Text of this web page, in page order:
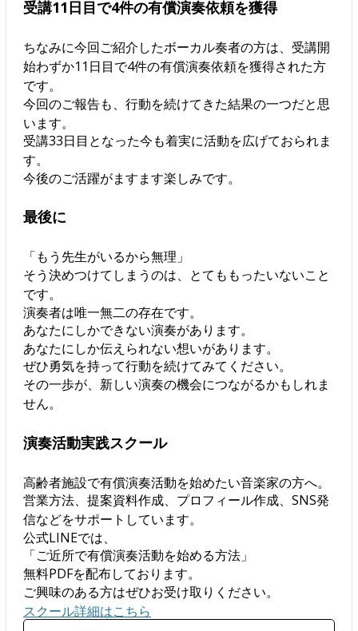
受講11日目で4件の有償演奏依頼を獲得
ちなみに今回ご紹介したボーカル奏者の方は、受講開
始わずか11日目で4件の有償演奏依頼を獲得された方
です。
今回のご報告も、行動を続けてきた結果の一つだと思
います。
受講33日目となった今も着実に活動を広げておられま
す。
今後のご活躍がますます楽しみです。
最後に
「もう先生がいるから無理」
そう決めつけてしまうのは、とてももったいないこと
です。
演奏者は唯一無二の存在です。
あなたにしかできない演奏があります。
あなたにしか伝えられない想いがあります。
ぜひ勇気を持って行動を続けてみてください。
その一歩が、新しい演奏の機会につながるかもしれま
せん。
演奏活動実践スクール
高齢者施設で有償演奏活動を始めたい音楽家の方へ。
営業方法、提案資料作成、プロフィール作成、SNS発
信などをサポートしています。
公式LINEでは、
「ご近所で有償演奏活動を始める方法」
無料PDFを配布しております。
ご興味のある方はぜひお受け取りください。
スクール詳細はこちら